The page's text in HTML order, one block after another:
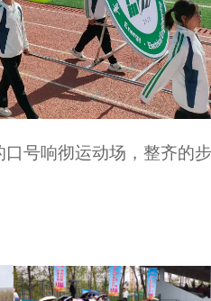
号响彻运动场，整齐的